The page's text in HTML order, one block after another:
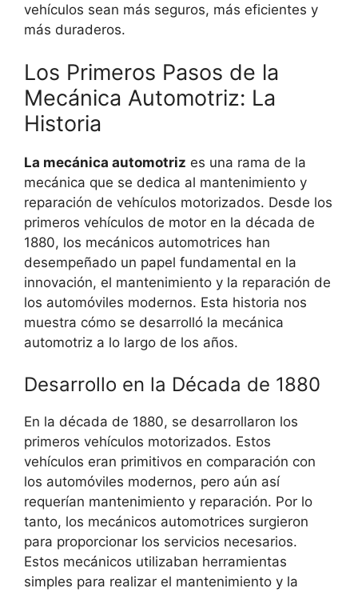
vehículos sean más seguros, más eficientes y
más duraderos.
Los Primeros Pasos de la
Mecánica Automotriz: La
Historia
La mecánica automotriz es una rama de la
mecánica que se dedica al mantenimiento y
reparación de vehículos motorizados. Desde los
primeros vehículos de motor en la década de
1880, los mecánicos automotrices han
desempeñado un papel fundamental en la
innovación, el mantenimiento y la reparación de
los automóviles modernos. Esta historia nos
muestra cómo se desarrolló la mecánica
automotriz a lo largo de los años.
Desarrollo en la Década de 1880
En la década de 1880, se desarrollaron los
primeros vehículos motorizados. Estos
vehículos eran primitivos en comparación con
los automóviles modernos, pero aún así
requerían mantenimiento y reparación. Por lo
tanto, los mecánicos automotrices surgieron
para proporcionar los servicios necesarios.
Estos mecánicos utilizaban herramientas
simples para realizar el mantenimiento y la